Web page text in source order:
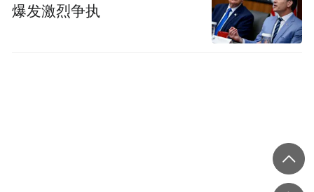
爆发激烈争执